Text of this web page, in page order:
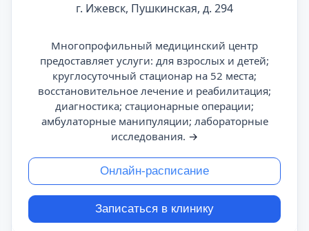
г. Ижевск, Пушкинская, д. 294
Многопрофильный медицинский центр
предоставляет услуги: для взрослых и детей;
круглосуточный стационар на 52 места;
восстановительное лечение и реабилитация;
диагностика; стационарные операции;
амбулаторные манипуляции; лабораторные
исследования. →
Онлайн-расписание
Записаться в клинику